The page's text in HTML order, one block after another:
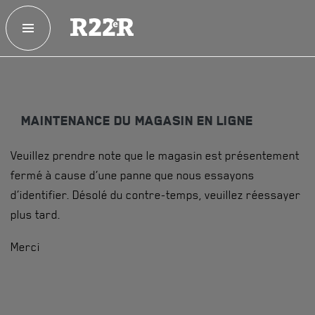
ESPACE MEMBRE
NOTREHISTOIRE
CRÉATION DU RÉGIMENT
DISTINCTIONS HONORIFIQUES
PATRIMOINE
MAINTENANCE DU MAGASIN EN LIGNE
Veuillez prendre note que le magasin est présentement
fermé à cause d’une panne que nous essayons
d’identifier. Désolé du contre-temps, veuillez réessayer
plus tard.
Merci